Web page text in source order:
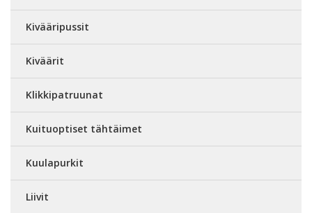
Kivääripussit
Kiväärit
Klikkipatruunat
Kuituoptiset tähtäimet
Kuulapurkit
Liivit